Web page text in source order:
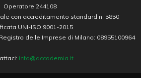
Operatore 244108
con accreditamento standard n. 5850
UNI-ISO 9001-2015
delle Imprese di Milano: 08955100964
info@accademia.it